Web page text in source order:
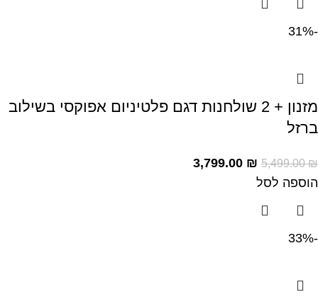
-31%
מזנון + 2 שולחנות דגם פלטיניום אפוקסי בשילוב
ברזל
5,499.00₪
3,799.00 ₪
הוספה לסל
-33%